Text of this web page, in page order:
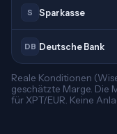
S Sparkasse
DB Deutsche Bank
Reale Konditionen
geschätzte Marge. Die
für XPT/EUR. Keine